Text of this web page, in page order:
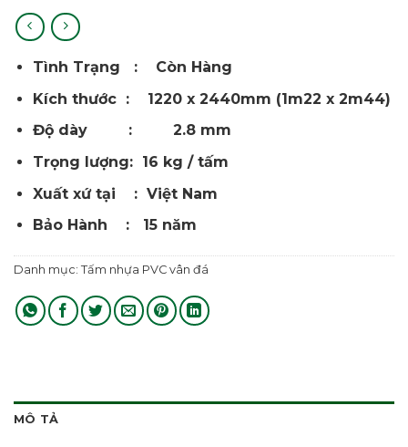
Tình Trạng : Còn Hàng
Kích thước : 1220 x 2440mm (1m22 x 2m44)
Độ dày : 2.8 mm
Trọng lượng: 16 kg / tấm
Xuất xứ tại : Việt Nam
Bảo Hành : 15 năm
Danh mục: Tấm nhựa PVC vân đá
MÔ TẢ